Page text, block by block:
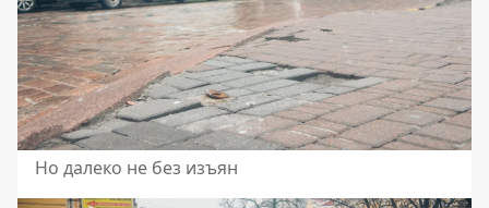
Но далеко не без изъян